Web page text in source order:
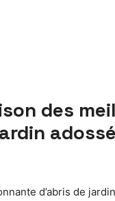
des
d’abris de